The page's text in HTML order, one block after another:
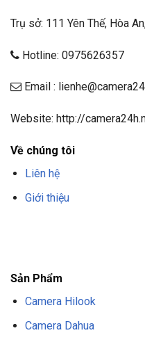
Trụ sở: 111 Yên Thế, Hòa
Hotline: 0975626357
Email :
Website: http://
Về chúng tôi
Liên hệ
Giới thiệu
Sản Phẩm
Camera Hilook
Camera Dahua